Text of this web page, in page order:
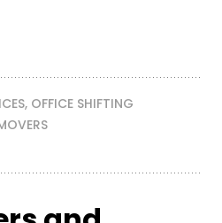
, OFFICE SHIFTING